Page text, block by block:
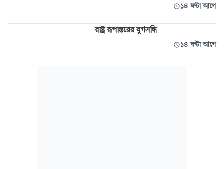
১৪ ঘণ্টা আগে
রাষ্ট্র রূপান্তরের যুগসন্ধি
১৪ ঘণ্টা আগে